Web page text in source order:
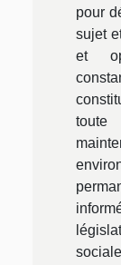
pour
sujet
et
toute